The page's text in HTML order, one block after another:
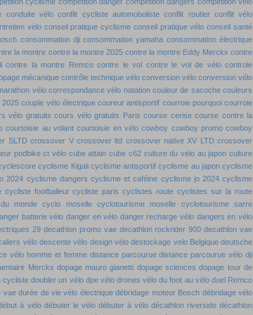
conduite vélo conflit cycliste automoboliste conflit routier conflit vélo
vélo conseil pratique cyclisme conseil pratique vélo conseil santé
consommation dji consommation yamaha consommation électrique
la montre contre la montre 2025 contre la montre Eddy Merckx contre
contre la montre Remco contre le vol contre le vol de vélo controle
mécanique contrôle technique vélo conversion vélo conversion vélo
vélo correspondance vélo natation couleur de sacoche couleurs
2025 couple vélo électrique coureur antisportif courroie pourquoi courroie
vélo gratuits cours vélo gratuits Paris course cerise course contre la
courtoisie au volant courtoisie en vélo cowboy cowboy promo cowboy
SLTD crossover V crossover ltd crossover native XV LTD crossover
podbike ct vélo cube attain cube c62 culture du vélo au japon culture
cyclisme Kigali cyclisme antisportif cyclisme au japon cyclisme
2024 cyclisme dangers cyclisme et caféine cyclisme jo 2024 cyclisme
cycliste footballeur cycliste paris cyclistes route cyclistes sur la route
monde cyclo moselle cyclotourisme moselle
cyclotourisme sarre
batterie vélo danger en vélo danger recharge vélo dangers en vélo
29 decathlon promo vae decathlon rockrider 900 decathlon vae
vélo descente vélo design vélo destockage velo Belgique deutsche
vélo homme et femme distance parcourue distance parcourue vélo dji
Merckx dopage mauro gianetti dopage sciences dopage tour de
cycliste doubler un vélo dpe vélo drones vélo du foot au vélo duel Remco
vae durée de vie vélo électrique débridage moteur Bosch débridage vélo
à vélo débuter le vélo débuter à vélo décathlon riverside décathlon